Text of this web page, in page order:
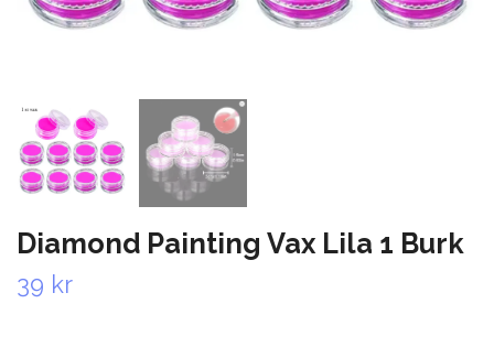
Diamond Painting Vax Lila 1 Burk
39 kr